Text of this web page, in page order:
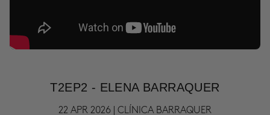
T2EP2 - ELENA BARRAQUER
22 APR 2026 | CLÍNICA BARRAQUER